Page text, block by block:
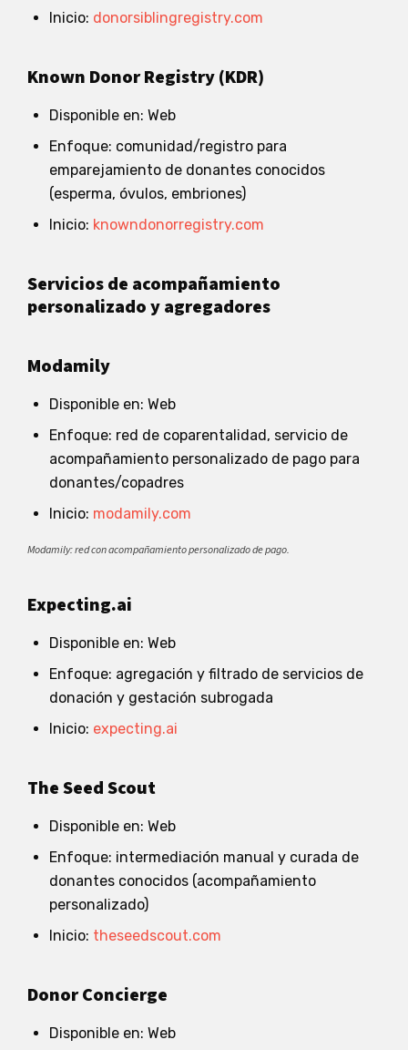
Inicio: donorsiblingregistry.com
Known Donor Registry (KDR)
Disponible en: Web
Enfoque: comunidad/registro para
emparejamiento de donantes conocidos
(esperma, óvulos, embriones)
Inicio: knowndonorregistry.com
Servicios de acompañamiento
personalizado y agregadores
Modamily
Disponible en: Web
Enfoque: red de coparentalidad, servicio de
acompañamiento personalizado de pago para
donantes/copadres
Inicio: modamily.com
Modamily: red con acompañamiento personalizado de pago.
Expecting.ai
Disponible en: Web
Enfoque: agregación y filtrado de servicios de
donación y gestación subrogada
Inicio: expecting.ai
The Seed Scout
Disponible en: Web
Enfoque: intermediación manual y curada de
donantes conocidos (acompañamiento
personalizado)
Inicio: theseedscout.com
Donor Concierge
Disponible en: Web